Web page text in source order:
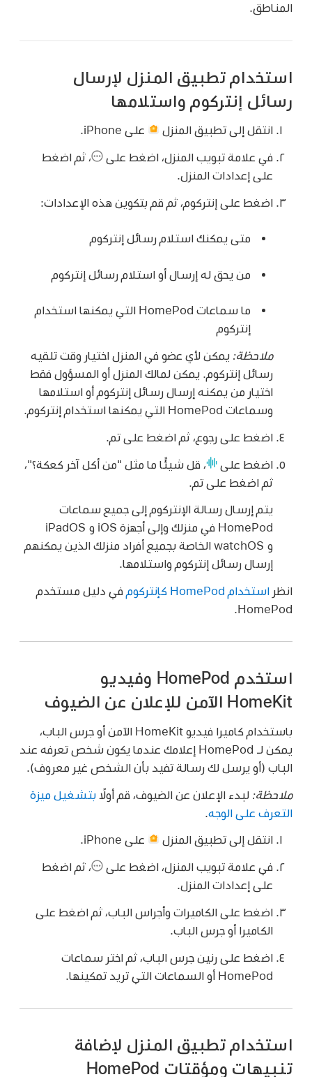
المناطق.
استخدام تطبيق المنزل لإرسال
رسائل إنتركوم واستلامها
انتقل إلى تطبيق المنزل على iPhone.
في علامة تبويب المنزل، اضغط على ،ثم اضغط
على إعدادات المنزل.
اضغط على إنتركوم، ثم قم بتكوين هذه الإعدادات:
متى يمكنك استلام رسائل إنتركوم
من يحق له إرسال أو استلام رسائل إنتركوم
ما سماعات HomePod التي يمكنها استخدام
إنتركوم
ملاحظة:يمكن لأي عضو في المنزل اختيار وقت تلقيه
رسائل إنتركوم. يمكن لمالك المنزل أو المسؤول فقط
اختيار من يمكنه إرسال رسائل إنتركوم أو استلامها
وسماعات HomePod التي يمكنها استخدام إنتركوم.
اضغط على رجوع، ثم اضغط على تم.
اضغط على ، قل شيئًا ما مثل "من أكل آخر كعكة؟"،
ثم اضغط على تم.
يتم إرسال رسالة الإنتركوم إلى جميع سماعات
HomePod في منزلك وإلى أجهزة iOS و iPadOS
و watchOS الخاصة بجميع أفراد منزلك الذين يمكنهم
إرسال رسائل إنتركوم واستلامها.
انظر استخدام HomePod كإنتركوم
في دليل مستخدم
HomePod.
استخدم HomePod وفيديو
HomeKit الآمن للإعلان عن الضيوف
باستخدام كاميرا فيديو HomeKit الآمن أو جرس الباب،
يمكن لـ HomePod إعلامك عندما يكون شخص تعرفه عند
الباب (أو يرسل لك رسالة تفيد بأن الشخص غير معروف).
ملاحظة: لبدء الإعلان عن الضيوف، قم أولًا بتشغيل ميزة
التعرف على الوجه
انتقل إلى تطبيق المنزل على iPhone.
في علامة تبويب المنزل، اضغط على ،ثم اضغط
على إعدادات المنزل.
اضغط على الكاميرات وأجراس الباب، ثم اضغط على
الكاميرا أو جرس الباب.
اضغط على رنين جرس الباب، ثم اختر سماعات
HomePod أو السماعات التي تريد تمكينها.
استخدام تطبيق المنزل لإضافة
تنبيهات ومؤقتات HomePod